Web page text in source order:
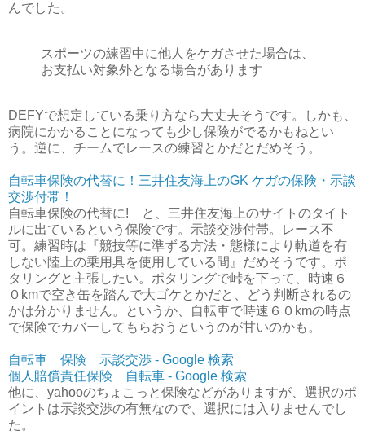
んでした。
スポーツの練習中に他人をケガさせた場合は、
お支払い対象外となる場合があります
DEFYで想定している乗り方なら大丈夫そうです。しかも、
病院にかかることになっても少し保険がでるかもねとい
う。逆に、チームでレースの練習とかだとだめそう。
自転車保険の代替に！三井住友海上のGK ケガの保険・示談
交渉付帯！
自転車保険の代替に! と、三井住友海上のサイトのタイト
ルに出ているという保険です。示談交渉付帯。レース不
可。練習時は『競技等に準ずる方法・態様により軌道を有
しない陸上の乗用具を使用している間』だめそうです。ポ
タリングと主張したい。ポタリングで峠を下って、時速６
０kmで空き缶を踏んで大ゴケとかだと、どう判断されるの
かは分かりません。というか、自転車で時速６０kmの時点
で保険でカバーしてもらおうというのが甘いのかも。
自転車 保険 示談交渉 - Google 検索
個人賠償責任保険 自転車 - Google 検索
他に、yahooのちょこっと保険などがありますが、選択のポ
イントは示談交渉の有無なので、選択には入りませんでし
た。